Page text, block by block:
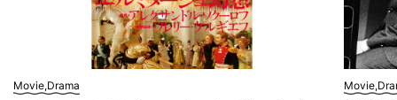
Movie,Drama